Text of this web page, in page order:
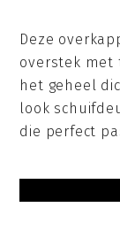
Deze
overstek met
het geheel
look
die perfect